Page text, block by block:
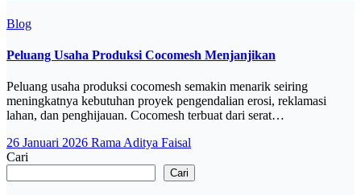
Blog
Peluang Usaha Produksi Cocomesh Menjanjikan
Peluang usaha produksi cocomesh semakin menarik seiring
meningkatnya kebutuhan proyek pengendalian erosi, reklamasi
lahan, dan penghijauan. Cocomesh terbuat dari serat…
26 Januari 2026 Rama Aditya Faisal
Cari
Cari